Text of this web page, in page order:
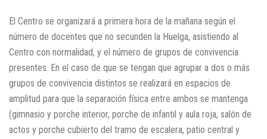
El Centro se organizará a primera hora de la mañana según el
número de docentes que no secunden la Huelga, asistiendo al
Centro con normalidad, y el número de grupos de convivencia
presentes. En el caso de que se tengan que agrupar a dos o más
grupos de convivencia distintos se realizará en espacios de
amplitud para que la separación física entre ambos se mantenga
(gimnasio y porche interior, porche de infantil y aula roja, salón de
actos y porche cubierto del tramo de escalera, patio central y